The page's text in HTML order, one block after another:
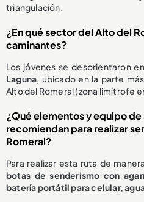
triangulación.
¿En qué sector del Alto del
caminantes?
Los jóvenes se desorientaron
Laguna, ubicado en la parte
Alto del Romeral (zona limítrofe
¿Qué elementos y equipo
recomiendan para realizar
Romeral?
Para realizar esta ruta de
botas de senderismo con
batería portátil para celular,